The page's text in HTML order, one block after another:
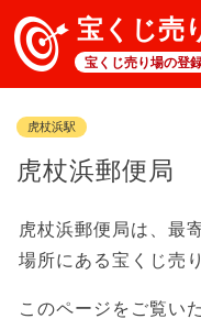
宝くじ売
宝くじ売り場の登
虎杖浜駅
虎杖浜郵便局
虎杖浜郵便局は、最
場所にある宝くじ売
このページをご覧い